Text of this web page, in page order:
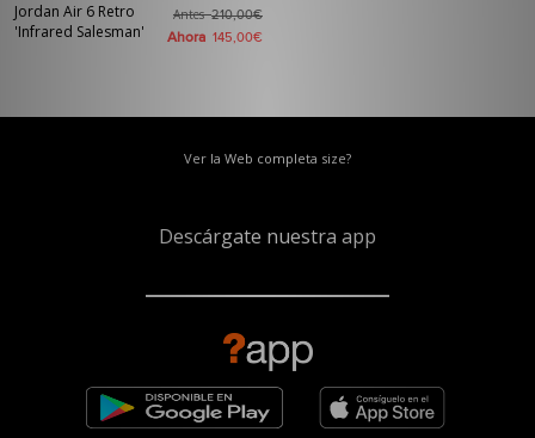
Jordan Air 6 Retro
'Infrared Salesman'
Antes210,00€
Ahora 145,00€
Ver la Web completa size?
Descárgate nuestra app